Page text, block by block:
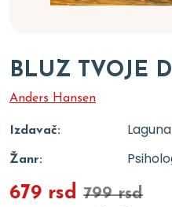
BLUZ TVOJE
Anders Hansen
Izdavač: Laguna
Žanr:
679 rsd 799 rsd